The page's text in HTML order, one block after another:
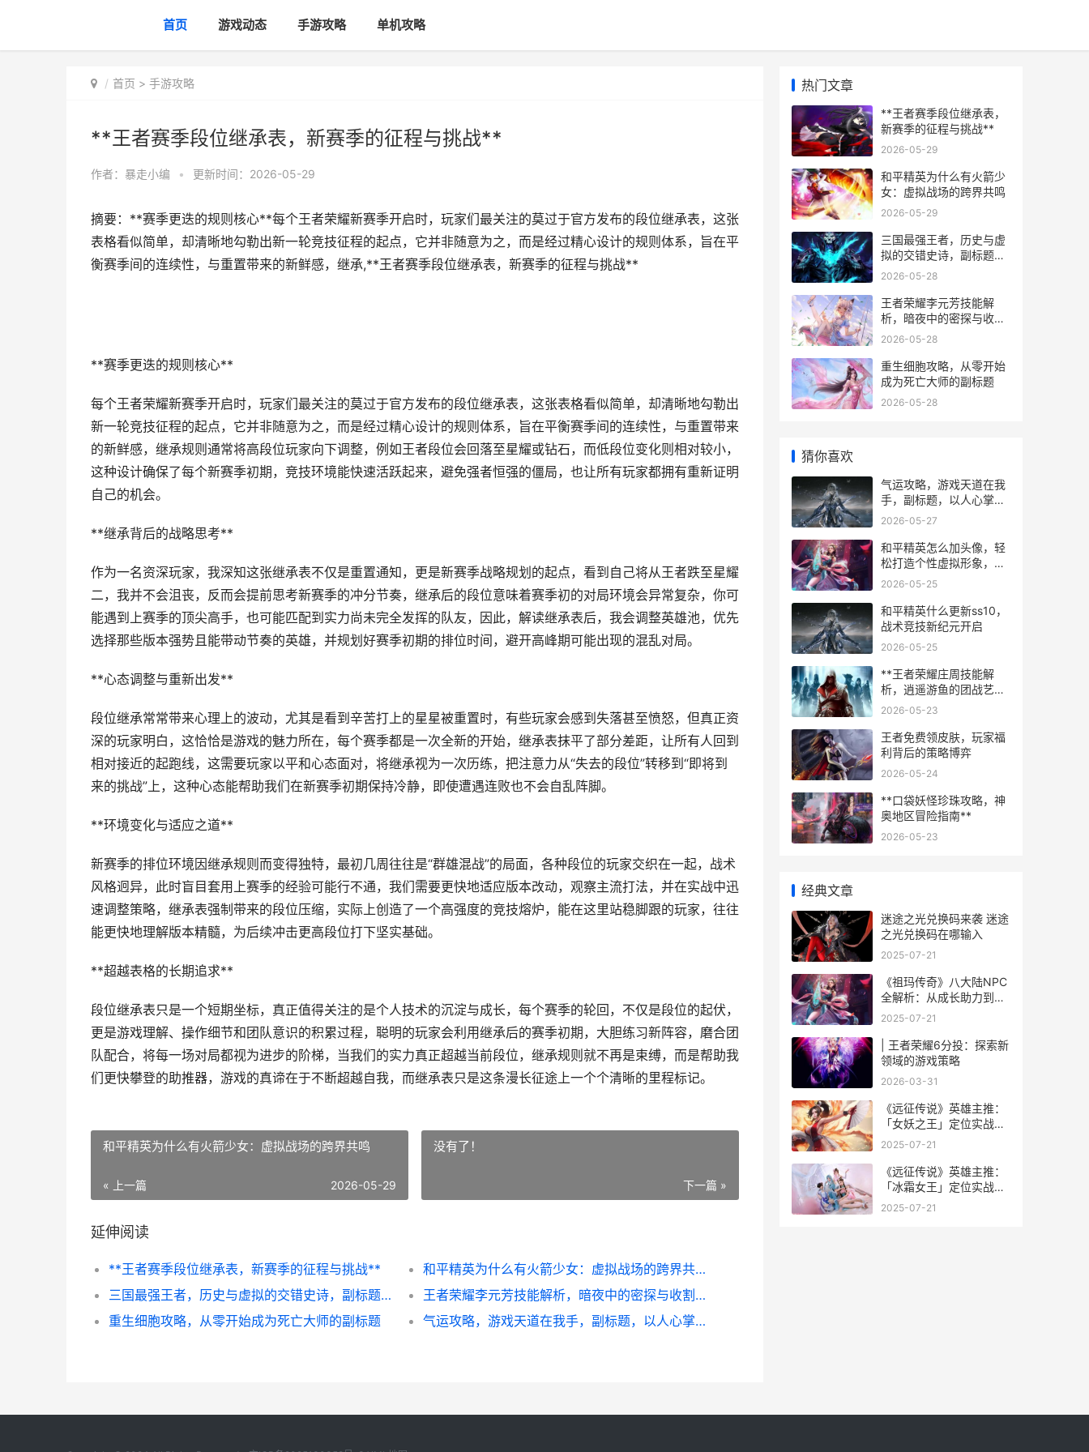
首页 游戏动态 手游攻略 单机攻略
首页 > 手游攻略
**王者赛季段位继承表，新赛季的征程与挑战**
作者： 暴走小编 • 更新时间：2026-05-29
摘要：**赛季更迭的规则核心**每个王者荣耀新赛季开启时，玩家们最关注的莫过于官方发布的段位继承表，这张
表格看似简单，却清晰地勾勒出新一轮竞技征程的起点，它并非随意为之，而是经过精心设计的规则体系，旨在平
衡赛季间的连续性，与重置带来的新鲜感，继承,**王者赛季段位继承表，新赛季的征程与挑战**
**赛季更迭的规则核心**
每个王者荣耀新赛季开启时，玩家们最关注的莫过于官方发布的段位继承表，这张表格看似简单，却清晰地勾勒出
新一轮竞技征程的起点，它并非随意为之，而是经过精心设计的规则体系，旨在平衡赛季间的连续性，与重置带来
的新鲜感，继承规则通常将高段位玩家向下调整，例如王者段位会回落至星耀或钻石，而低段位变化则相对较小，
这种设计确保了每个新赛季初期，竞技环境能快速活跃起来，避免强者恒强的僵局，也让所有玩家都拥有重新证明
自己的机会。
**继承背后的战略思考**
作为一名资深玩家，我深知这张继承表不仅是重置通知，更是新赛季战略规划的起点，看到自己将从王者跌至星耀
二，我并不会沮丧，反而会提前思考新赛季的冲分节奏，继承后的段位意味着赛季初的对局环境会异常复杂，你可
能遇到上赛季的顶尖高手，也可能匹配到实力尚未完全发挥的队友，因此，解读继承表后，我会调整英雄池，优先
选择那些版本强势且能带动节奏的英雄，并规划好赛季初期的排位时间，避开高峰期可能出现的混乱对局。
**心态调整与重新出发**
段位继承常常带来心理上的波动，尤其是看到辛苦打上的星星被重置时，有些玩家会感到失落甚至愤怒，但真正资
深的玩家明白，这恰恰是游戏的魅力所在，每个赛季都是一次全新的开始，继承表抹平了部分差距，让所有人回到
相对接近的起跑线，这需要玩家以平和心态面对，将继承视为一次历练，把注意力从“失去的段位”转移到“即将到
来的挑战”上，这种心态能帮助我们在新赛季初期保持冷静，即使遭遇连败也不会自乱阵脚。
**环境变化与适应之道**
新赛季的排位环境因继承规则而变得独特，最初几周往往是“群雄混战”的局面，各种段位的玩家交织在一起，战术
风格迥异，此时盲目套用上赛季的经验可能行不通，我们需要更快地适应版本改动，观察主流打法，并在实战中迅
速调整策略，继承表强制带来的段位压缩，实际上创造了一个高强度的竞技熔炉，能在这里站稳脚跟的玩家，往往
能更快地理解版本精髓，为后续冲击更高段位打下坚实基础。
**超越表格的长期追求**
段位继承表只是一个短期坐标，真正值得关注的是个人技术的沉淀与成长，每个赛季的轮回，不仅是段位的起伏，
更是游戏理解、操作细节和团队意识的积累过程，聪明的玩家会利用继承后的赛季初期，大胆练习新阵容，磨合团
队配合，将每一场对局都视为进步的阶梯，当我们的实力真正超越当前段位，继承规则就不再是束缚，而是帮助我
们更快攀登的助推器，游戏的真谛在于不断超越自我，而继承表只是这条漫长征途上一个个清晰的里程标记。
和平精英为什么有火箭少女：虚拟战场的跨界共鸣
« 上一篇 2026-05-29
没有了！
下一篇 »
延伸阅读
**王者赛季段位继承表，新赛季的征程与挑战**
和平精英为什么有火箭少女：虚拟战场的跨界共鸣
三国最强王者，历史与虚拟的交错史诗，副标题，策略博弈中的人性光辉
王者荣耀李元芳技能解析，暗夜中的密探与收割艺术，副标题，飞轮与谍影的终极协奏
重生细胞攻略，从零开始成为死亡大师的副标题
气运攻略，游戏天道在我手，副标题，以人心掌天命的终极玩家心得
热门文章
**王者赛季段位继承表，
新赛季的征程与挑战**
2026-05-29
和平精英为什么有火箭少
女：虚拟战场的跨界共鸣
2026-05-29
三国最强王者，历史与虚
拟的交错史诗，副标题，
策略博弈中的人性光辉
2026-05-28
王者荣耀李元芳技能解
析，暗夜中的密探与收割
艺术，副标题，飞轮与谍
2026-05-28
重生细胞攻略，从零开始
成为死亡大师的副标题
2026-05-28
猜你喜欢
气运攻略，游戏天道在我
手，副标题，以人心掌天
命的终极玩家心得
2026-05-27
和平精英怎么加头像，轻
松打造个性虚拟形象，副
标题，从新手到高手的头
2026-05-25
和平精英什么更新ss10，
战术竞技新纪元开启
2026-05-25
**王者荣耀庄周技能解
析，逍遥游鱼的团战艺
术，副标题，梦境守护者
2026-05-23
王者免费领皮肤，玩家福
利背后的策略博弈
2026-05-24
**口袋妖怪珍珠攻略，神
奥地区冒险指南**
2026-05-23
经典文章
迷途之光兑换码来袭 迷途
之光兑换码在哪输入
2025-07-21
《祖玛传奇》八大陆NPC
全解析：从成长助力到装
备缔造的决定因素枢纽 祖
2025-07-21
| 王者荣耀6分投：探索新
领域的游戏策略
2026-03-31
《远征传说》英雄主推：
「女妖之王」定位实战策
略详细解答 《远征传说》
2025-07-21
《远征传说》英雄主推：
「冰霜女王」定位实战策
略详细解答 《远征传说》
2025-07-21